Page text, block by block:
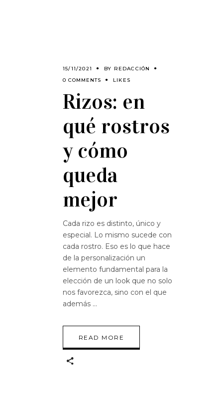
15/11/2021 BY REDACCIÓN
0 COMMENTS
LIKES
Rizos: en
qué rostros
y cómo
queda
mejor
Cada rizo es distinto, único y
especial. Lo mismo sucede con
cada rostro. Eso es lo que hace
de la personalización un
elemento fundamental para la
elección de un look que no solo
nos favorezca, sino con el que
además
READ MORE